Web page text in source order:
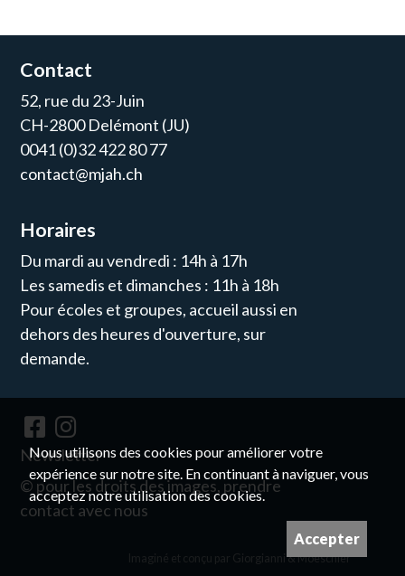
Contact
52, rue du 23-Juin
CH-2800 Delémont (JU)
0041 (0)32 422 80 77
contact@mjah.ch
Horaires
Du mardi au vendredi : 14h à 17h
Les samedis et dimanches : 11h à 18h
Pour écoles et groupes, accueil aussi en
dehors des heures d'ouverture, sur
demande.
Newsletter
© pour les droits des images, prendre
contact avec nous
Giorgianni & Moeschler
Nous utilisons des cookies pour améliorer votre
expérience sur notre site. En continuant à naviguer, vous
acceptez notre utilisation des cookies.
Accepter